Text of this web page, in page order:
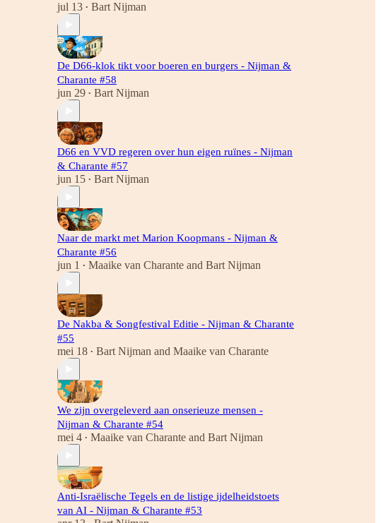
jul 13 • Bart Nijman
De D66-klok tikt voor boeren en burgers - Nijman &
Charante #58
jun 29 • Bart Nijman
D66 en VVD regeren over hun eigen ruïnes - Nijman
& Charante #57
jun 15 • Bart Nijman
Naar de markt met Marion Koopmans - Nijman &
Charante #56
jun 1 • Maaike van Charante and Bart Nijman
De Nakba & Songfestival Editie - Nijman & Charante
#55
mei 18 • Bart Nijman and Maaike van Charante
We zijn overgeleverd aan onserieuze mensen -
Nijman & Charante #54
mei 4 • Maaike van Charante and Bart Nijman
Anti-Israëlische Tegels en de listige ijdelheidstoets
van AI - Nijman & Charante #53